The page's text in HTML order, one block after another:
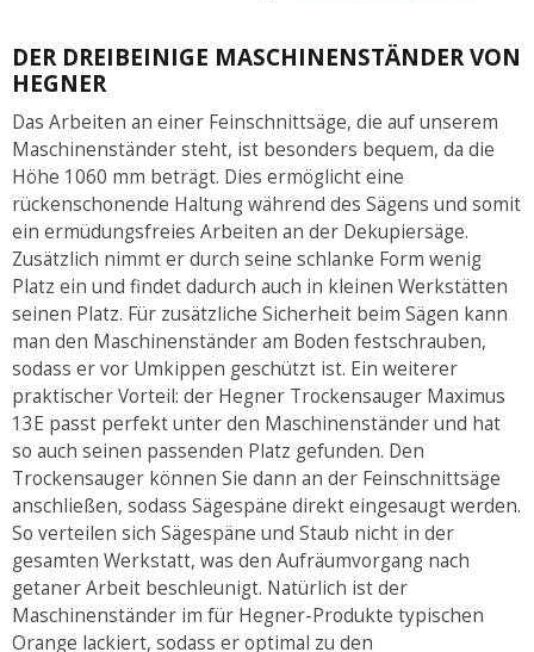
DER DREIBEINIGE MASCHINENSTÄNDER VON
HEGNER
Das Arbeiten an einer Feinschnittsäge, die auf unserem
Maschinenständer steht, ist besonders bequem, da die
Höhe 1060 mm beträgt. Dies ermöglicht eine
rückenschonende Haltung während des Sägens und somit
ein ermüdungsfreies Arbeiten an der Dekupiersäge.
Zusätzlich nimmt er durch seine schlanke Form wenig
Platz ein und findet dadurch auch in kleinen Werkstätten
seinen Platz. Für zusätzliche Sicherheit beim Sägen kann
man den Maschinenständer am Boden festschrauben,
sodass er vor Umkippen geschützt ist. Ein weiterer
praktischer Vorteil: der Hegner Trockensauger Maximus
13E passt perfekt unter den Maschinenständer und hat
so auch seinen passenden Platz gefunden. Den
Trockensauger können Sie dann an der Feinschnittsäge
anschließen, sodass Sägespäne direkt eingesaugt werden.
So verteilen sich Sägespäne und Staub nicht in der
gesamten Werkstatt, was den Aufräumvorgang nach
getaner Arbeit beschleunigt. Natürlich ist der
Maschinenständer im für Hegner-Produkte typischen
Orange lackiert, sodass er optimal zu den